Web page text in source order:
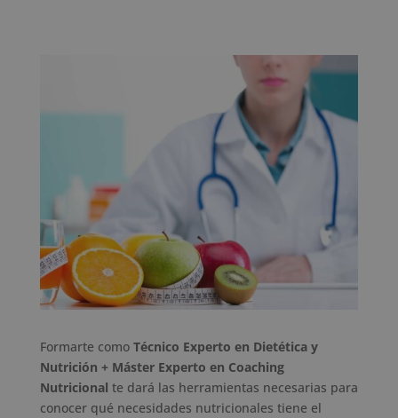
Formarte como Técnico Experto en Dietética y
Nutrición + Máster Experto en Coaching
Nutricional te dará las herramientas necesarias para
conocer qué necesidades nutricionales tiene el